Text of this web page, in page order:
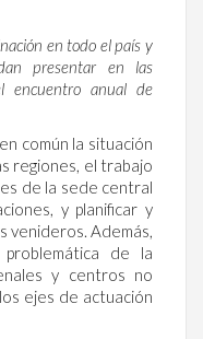
en todo el país y
presentar en las
encuentro anual de
común la situación
regiones, el trabajo
de la sede central
y planificar y
venideros. Además,
de la
y centros no
ejes de actuación